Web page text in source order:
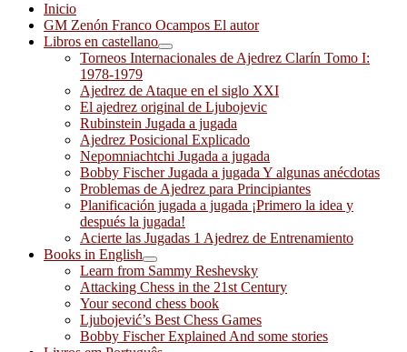
Inicio
GM Zenón Franco Ocampos El autor
Libros en castellano
Torneos Internacionales de Ajedrez Clarín Tomo I:
1978-1979
Ajedrez de Ataque en el siglo XXI
El ajedrez original de Ljubojevic
Rubinstein Jugada a jugada
Ajedrez Posicional Explicado
Nepomniachtchi Jugada a jugada
Bobby Fischer Jugada a jugada Y algunas anécdotas
Problemas de Ajedrez para Principiantes
Planificación jugada a jugada ¡Primero la idea y
después la jugada!
Acierte las Jugadas 1 Ajedrez de Entrenamiento
Books in English
Learn from Sammy Reshevsky
Attacking Chess in the 21st Century
Your second chess book
Ljubojević’s Best Chess Games
Bobby Fischer Explained And some stories